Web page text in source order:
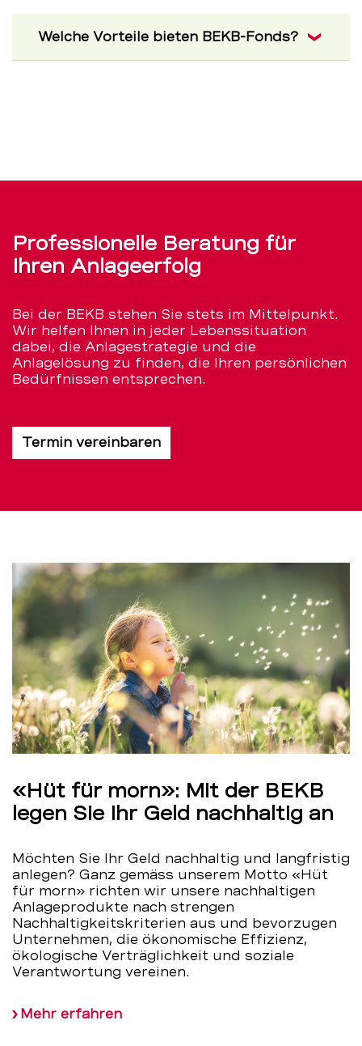
Welche Vorteile bieten BEKB-Fonds?
Professionelle Beratung für
Ihren Anlageerfolg
Bei der BEKB stehen Sie stets im Mittelpunkt.
Wir helfen Ihnen in jeder Lebenssituation
dabei, die Anlagestrategie und die
Anlagelösung zu finden, die Ihren persönlichen
Bedürfnissen entsprechen.
Termin vereinbaren
«Hüt für morn»: Mit der BEKB
legen Sie Ihr Geld nachhaltig an
Möchten Sie Ihr Geld nachhaltig und langfristig
anlegen? Ganz gemäss unserem Motto «Hüt
für morn» richten wir unsere nachhaltigen
Anlageprodukte nach strengen
Nachhaltigkeitskriterien aus und bevorzugen
Unternehmen, die ökonomische Effizienz,
ökologische Verträglichkeit und soziale
Verantwortung vereinen.
Mehr erfahren